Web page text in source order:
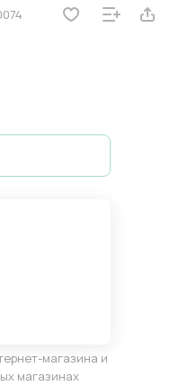
магазина и
магазинах